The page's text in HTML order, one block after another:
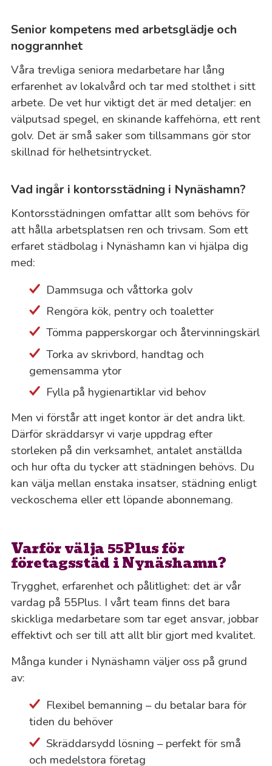
Senior kompetens med arbetsglädje och
noggrannhet
Våra trevliga seniora medarbetare har lång
erfarenhet av lokalvård och tar med stolthet i sitt
arbete. De vet hur viktigt det är med detaljer: en
välputsad spegel, en skinande kaffehörna, ett rent
golv. Det är små saker som tillsammans gör stor
skillnad för helhetsintrycket.
Vad ingår i kontorsstädning i Nynäshamn?
Kontorsstädningen omfattar allt som behövs för
att hålla arbetsplatsen ren och trivsam. Som ett
erfaret städbolag i Nynäshamn kan vi hjälpa dig
med:
Dammsuga och våttorka golv
Rengöra kök, pentry och toaletter
Tömma papperskorgar och återvinningskärl
Torka av skrivbord, handtag och
gemensamma ytor
Fylla på hygienartiklar vid behov
Men vi förstår att inget kontor är det andra likt.
Därför skräddarsyr vi varje uppdrag efter
storleken på din verksamhet, antalet anställda
och hur ofta du tycker att städningen behövs. Du
kan välja mellan enstaka insatser, städning enligt
veckoschema eller ett löpande abonnemang.
Varför välja 55Plus för
företagsstäd i Nynäshamn?
Trygghet, erfarenhet och pålitlighet: det är vår
vardag på 55Plus. I vårt team finns det bara
skickliga medarbetare som tar eget ansvar, jobbar
effektivt och ser till att allt blir gjort med kvalitet.
Många kunder i Nynäshamn väljer oss på grund
av:
Flexibel bemanning – du betalar bara för
tiden du behöver
Skräddarsydd lösning – perfekt för små
och medelstora företag